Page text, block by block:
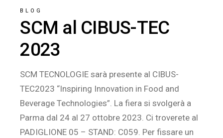
BLOG
SCM al CIBUS-TEC
2023
SCM TECNOLOGIE sarà presente al CIBUS-
TEC2023 “Inspiring Innovation in Food and
Beverage Technologies”. La fiera si svolgerà a
Parma dal 24 al 27 ottobre 2023. Ci troverete al
PADIGLIONE 05 – STAND: C059. Per fissare un